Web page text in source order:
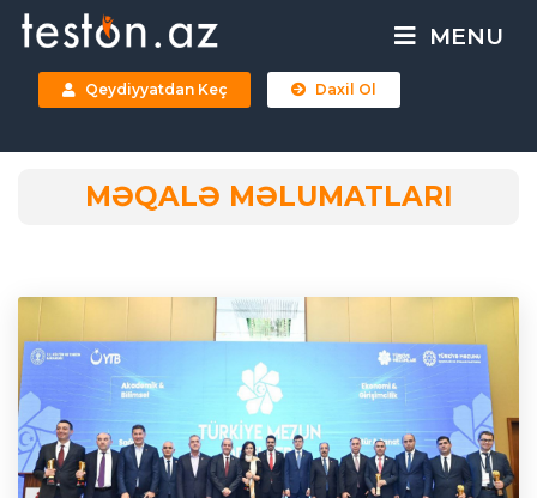
MENU
Qeydiyyatdan Keç Daxil Ol
MƏQALƏ MƏLUMATLARI